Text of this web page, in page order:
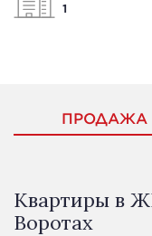
1
ПРОДАЖА
Квартиры в
Воротах